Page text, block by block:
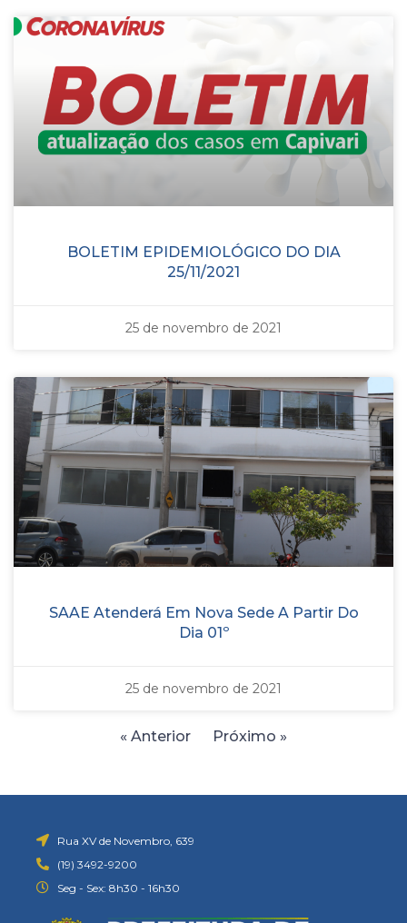
BOLETIM EPIDEMIOLÓGICO DO DIA
25/11/2021
25 de novembro de 2021
SAAE Atenderá Em Nova Sede A Partir Do
Dia 01º
25 de novembro de 2021
« Anterior Próximo »
Rua XV de Novembro, 639
(19) 3492-9200
Seg - Sex: 8h30 - 16h30